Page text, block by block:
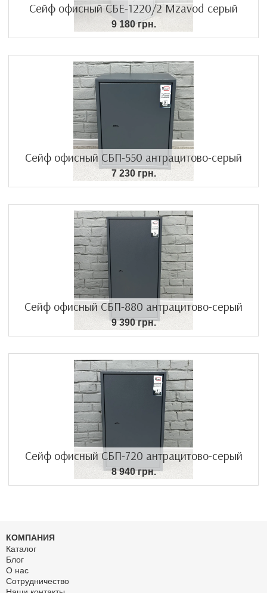
Сейф офисный СБЕ-1220/2 Mzavod серый
9 180 грн.
Сейф офисный СБП-550 антрацитово-серый
7 230 грн.
Сейф офисный СБП-880 антрацитово-серый
9 390 грн.
Сейф офисный СБП-720 антрацитово-серый
8 940 грн.
КОМПАНИЯ
Каталог
Блог
О нас
Сотрудничество